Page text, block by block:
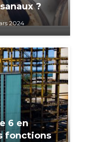
?
2024
6 en
fonctions